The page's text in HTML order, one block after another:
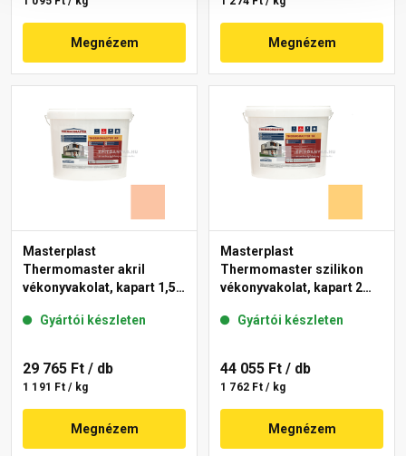
Megnézem Megnézem
Masterplast
Thermomaster akril
vékonyvakolat, kapart 1,5
Gyártói készleten
29 765 Ft / db
1 191 Ft / kg
Megnézem
Masterplast
Thermomaster szilikon
vékonyvakolat, kapart 2
Gyártói készleten
44 055 Ft / db
1 762 Ft / kg
Megnézem